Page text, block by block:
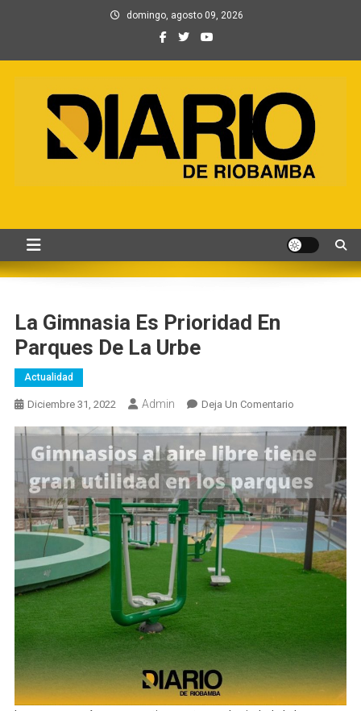
domingo, agosto 09, 2026
y Contenidos digitales
La Gimnasia Es Prioridad En
Parques De La Urbe
Actualidad
Diciembre 31, 2022 Admin Deja Un ComentarioEn
Gimnasia
Es
Prioridad
En
Parques
De
La
Urbe